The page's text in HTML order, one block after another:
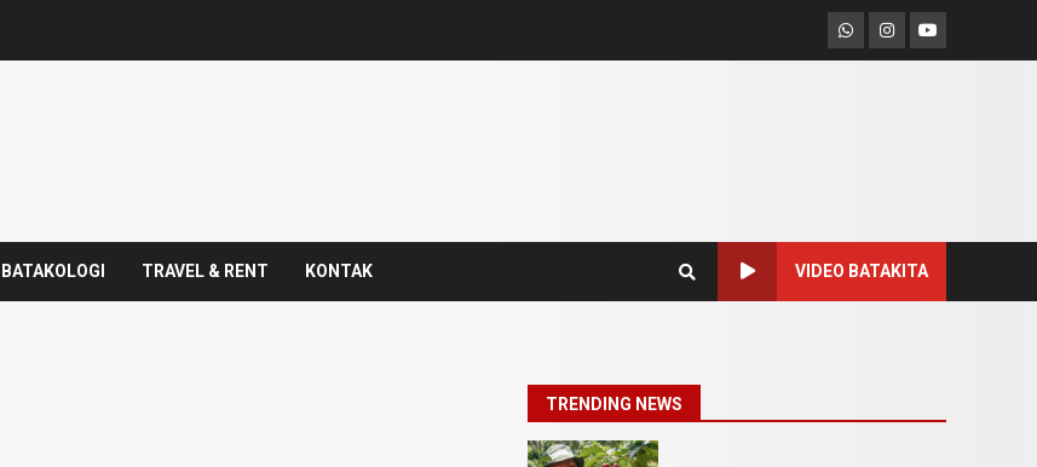
Whatsapp
Instagram
Youtube
BATAKOLOGI TRAVEL & RENT KONTAK VIDEO BATAKITA
TRENDING NEWS
Pesona Sumatera Utara,
Tradisi Rondang Bittang
yang Mendunia
7 April 23, 2026
1
9 Tempat Istimewa